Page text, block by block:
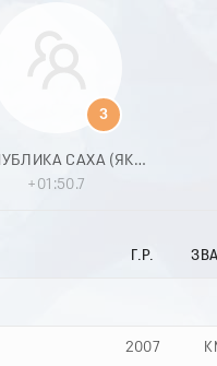
3
РЕСПУБЛИКА САХА (ЯКУТИЯ)
+01:50.7
Г.Р.
2007